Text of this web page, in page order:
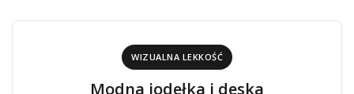
WIZUALNA LEKKOŚĆ
Modna jodełka i deska